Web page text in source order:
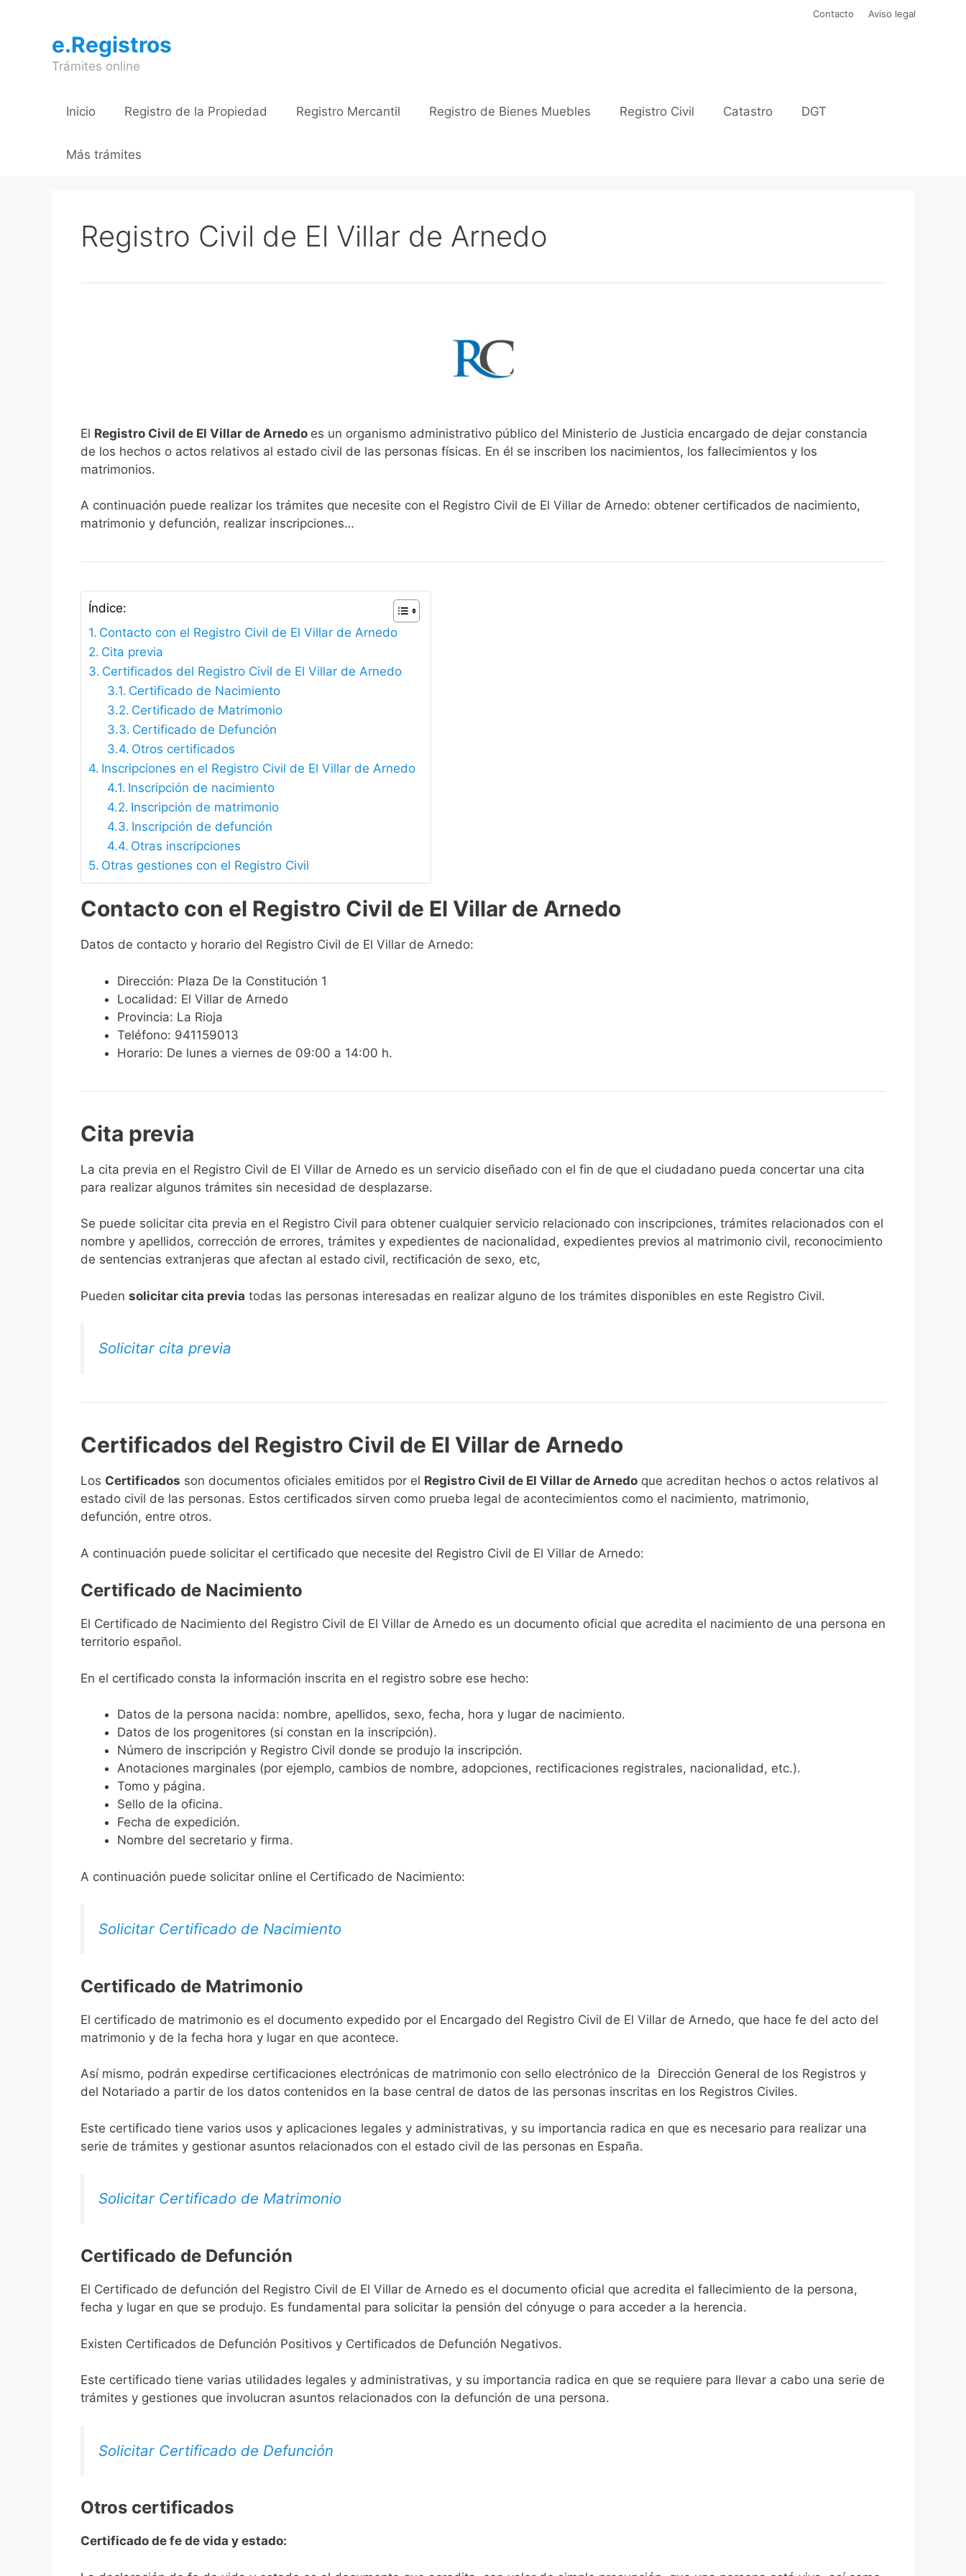
contenido
Contacto Aviso legal
e.Registros
Trámites online
Inicio Registro de la Propiedad Registro Mercantil Registro de Bienes Muebles Registro Civil Catastro DGT
Más trámites
Registro Civil de El Villar de Arnedo
El Registro Civil de El Villar de Arnedo es un organismo administrativo público del Ministerio de Justicia encargado de dejar constancia
de los hechos o actos relativos al estado civil de las personas físicas. En él se inscriben los nacimientos, los fallecimientos y los
matrimonios.
A continuación puede realizar los trámites que necesite con el Registro Civil de El Villar de Arnedo: obtener certificados de nacimiento,
matrimonio y defunción, realizar inscripciones…
Índice:
Contacto con el Registro Civil de El Villar de Arnedo
Cita previa
Certificados del Registro Civil de El Villar de Arnedo
Certificado de Nacimiento
Certificado de Matrimonio
Certificado de Defunción
Otros certificados
Inscripciones en el Registro Civil de El Villar de Arnedo
Inscripción de nacimiento
Inscripción de matrimonio
Inscripción de defunción
Otras inscripciones
Otras gestiones con el Registro Civil
Contacto con el Registro Civil de El Villar de Arnedo
Datos de contacto y horario del Registro Civil de El Villar de Arnedo:
Dirección: Plaza De la Constitución 1
Localidad: El Villar de Arnedo
Provincia: La Rioja
Teléfono: 941159013
Horario: De lunes a viernes de 09:00 a 14:00 h.
Cita previa
​​​​​​​​​​​​​​​​​​​​​​​​​​​​La cita previa en el Registro Civil de El Villar de Arnedo es un servicio diseñado con el fin de que el ciudadano pueda concertar una cita
para realizar algunos trámites sin necesidad de desplazarse.​
Se puede solicitar cita previa en el Registro Civil para obtener cualquier servicio relacionado con inscripciones, trámites relacionados con el
nombre y apellidos, corrección de errores, trámites y expedientes de nacionalidad, expedientes previos al matrimonio civil, reconocimiento
de sentencias extranjeras que afectan al estado civil, rectificación de sexo, etc,
​Pueden solicitar cita previa todas las personas interesadas en realizar alguno de los trámites disponibles en este Registro Civil.​
Solicitar cita previa
Certificados del Registro Civil de El Villar de Arnedo
Los Certificados son documentos oficiales emitidos por el Registro Civil de El Villar de Arnedo que acreditan hechos o actos relativos al
estado civil de las personas. Estos certificados sirven como prueba legal de acontecimientos como el nacimiento, matrimonio,
defunción, entre otros.
A continuación puede solicitar el certificado que necesite del Registro Civil de El Villar de Arnedo:
Certificado de Nacimiento
El Certificado de Nacimiento del Registro Civil de El Villar de Arnedo es un documento oficial que acredita el nacimiento de una persona en
territorio español.
En el certificado consta la información inscrita en el registro sobre ese hecho:
Datos de la persona nacida: nombre, apellidos, sexo, fecha, hora y lugar de nacimiento.
Datos de los progenitores (si constan en la inscripción).
Número de inscripción y Registro Civil donde se produjo la inscripción.
Anotaciones marginales (por ejemplo, cambios de nombre, adopciones, rectificaciones registrales, nacionalidad, etc.).
Tomo y página.
Sello de la oficina.
Fecha de expedición.
Nombre del secretario y firma.
A continuación puede solicitar online el Certificado de Nacimiento:
Solicitar Certificado de Nacimiento
Certificado de Matrimonio
El certificado de matrimonio es el documento expedido por el Encargado del Registro Civil de El Villar de Arnedo, que hace fe del acto del
matrimonio y de la fecha hora y lugar en que acontece.
Así mismo, podrán expedirse certificaciones electrónicas de matrimonio con sello electrónico de la Dirección General de los Registros y
del Notariado a partir de los datos contenidos en la base central de datos de las personas inscritas en los Registros Civiles.
Este certificado tiene varios usos y aplicaciones legales y administrativas, y su importancia radica en que es necesario para realizar una
serie de trámites y gestionar asuntos relacionados con el estado civil de las personas en España.
Solicitar Certificado de Matrimonio
Certificado de Defunción
El Certificado de defunción del Registro Civil de El Villar de Arnedo es el documento oficial que acredita el fallecimiento de la persona,
fecha y lugar en que se produjo. Es fundamental para solicitar la pensión del cónyuge o para acceder a la herencia.
Existen Certificados de Defunción Positivos y Certificados de Defunción Negativos.
Este certificado tiene varias utilidades legales y administrativas, y su importancia radica en que se requiere para llevar a cabo una serie de
trámites y gestiones que involucran asuntos relacionados con la defunción de una persona.
Solicitar Certificado de Defunción
Otros certificados
Certificado de fe de vida y estado: